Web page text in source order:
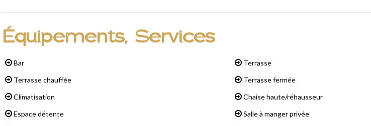
Équipements, Services
Bar
Terrasse
Terrasse chauffée
Terrasse fermée
Climatisation
Chaise haute/réhausseur
Espace détente
Salle à manger privée